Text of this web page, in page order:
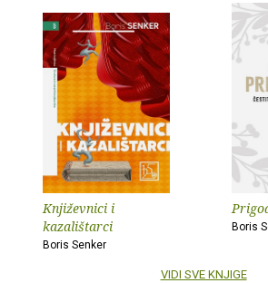
Književnici i
kazalištarci
Boris Senker
Boris
VIDI SVE KNJIGE